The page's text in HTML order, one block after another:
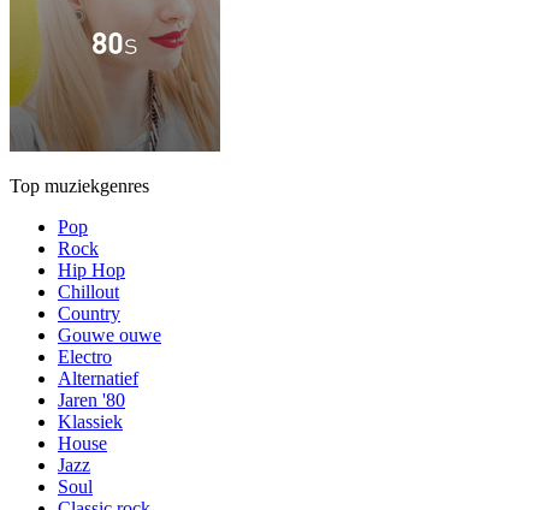
Top muziekgenres
Pop
Rock
Hip Hop
Chillout
Country
Gouwe ouwe
Electro
Alternatief
Jaren '80
Klassiek
House
Jazz
Soul